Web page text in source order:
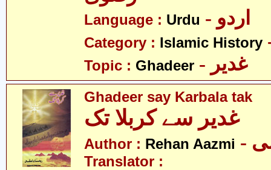
Language : Urdu - اردو
Category : Islamic History
Topic : Ghadeer - غدیر
Ghadeer say Karbala tak
غدیر سے کربلا تک
Author : Rehan Aazmi
Translator :